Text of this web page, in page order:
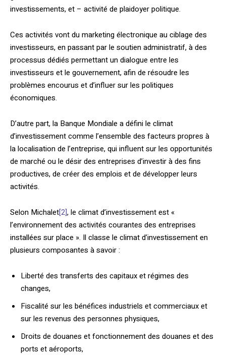
investissements, et – activité de plaidoyer politique.
Ces activités vont du marketing électronique au ciblage des
investisseurs, en passant par le soutien administratif, à des
processus dédiés permettant un dialogue entre les
investisseurs et le gouvernement, afin de résoudre les
problèmes encourus et d’influer sur les politiques
économiques.
D’autre part, la Banque Mondiale a défini le climat
d’investissement comme l’ensemble des facteurs propres à
la localisation de l’entreprise, qui influent sur les opportunités
de marché ou le désir des entreprises d’investir à des fins
productives, de créer des emplois et de développer leurs
activités.
Selon Michalet[2], le climat d’investissement est «
l’environnement des activités courantes des entreprises
installées sur place ». Il classe le climat d’investissement en
plusieurs composantes à savoir :
Liberté des transferts des capitaux et régimes des
changes,
Fiscalité sur les bénéfices industriels et commerciaux et
sur les revenus des personnes physiques,
Droits de douanes et fonctionnement des douanes et des
ports et aéroports,